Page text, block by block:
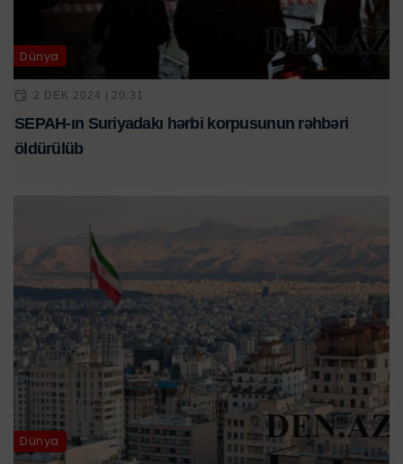
Dünya
2 DEK 2024 | 20:31
SEPAH-ın Suriyadakı hərbi korpusunun rəhbəri
öldürülüb
Dünya